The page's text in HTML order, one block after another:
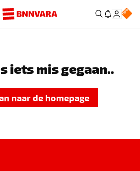
iets mis gegaan..
naar de homepage